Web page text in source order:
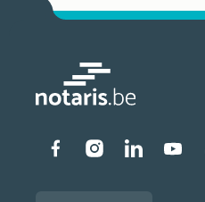
Liens vers